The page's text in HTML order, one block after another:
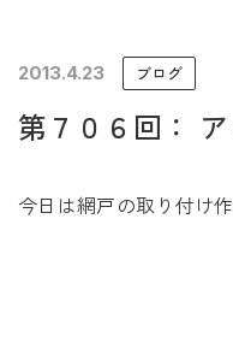
イチケンの家づくり
モデルハウス
2013.4.23 ブログ
第７０６回：
今日は網戸の取り付け